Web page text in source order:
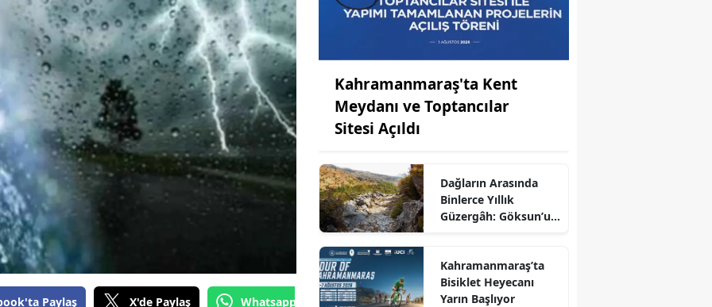
Paylaş X'de Paylaş Whatsapp'tan Gönder
Kahramanmaraş'ta Kent
Meydanı ve Toptancılar
Sitesi Açıldı
Dağların Arasında
Binlerce Yıllık
Güzergâh: Göksun’un
Kahramanmaraş’ta
Bisiklet Heyecanı
Yarın Başlıyor